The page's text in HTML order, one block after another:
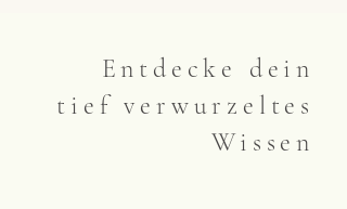
Entdecke dein
tief verwurzeltes
Wissen